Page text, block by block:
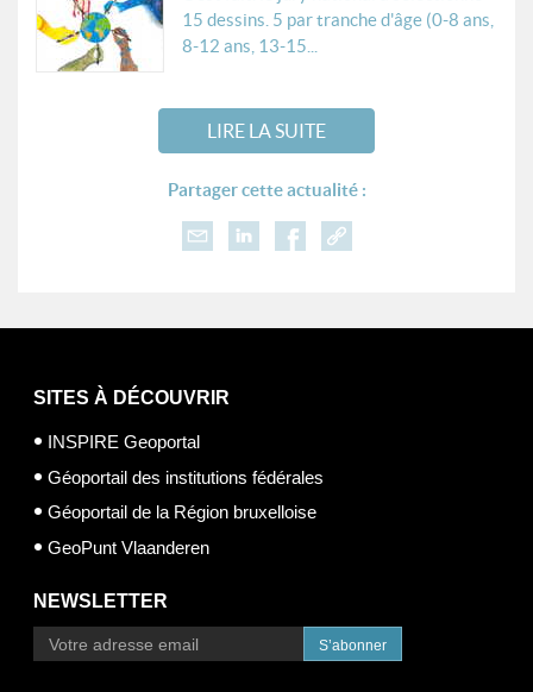
15 dessins. 5 par tranche d'âge (0-8 ans,
8-12 ans, 13-15...
LIRE LA SUITE
Partager cette actualité :
SITES À DÉCOUVRIR
INSPIRE Geoportal
Géoportail des institutions fédérales
Géoportail de la Région bruxelloise
GeoPunt Vlaanderen
NEWSLETTER
S’abonner